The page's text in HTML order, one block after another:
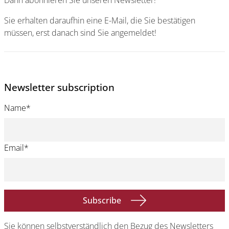
Sie erhalten daraufhin eine E-Mail, die Sie bestätigen
müssen, erst danach sind Sie angemeldet!
Newsletter subscription
Name*
Email*
Subscribe
Sie können selbstverständlich den Bezug des Newsletters